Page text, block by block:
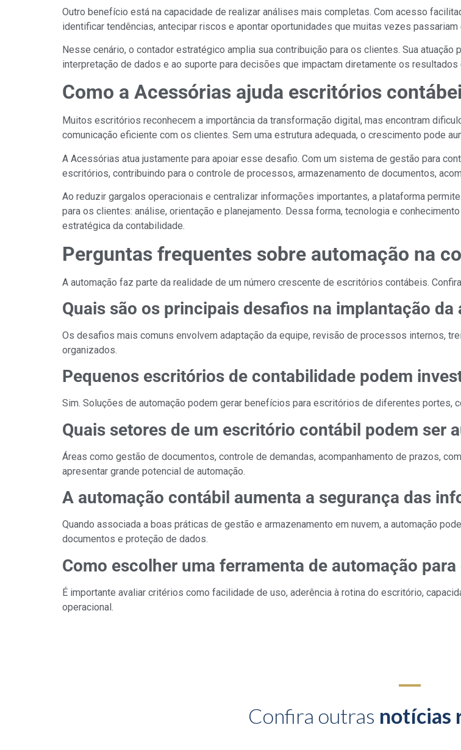
Outro benefício está na capacidade de realizar análises mais completas. Com acesso
identificar tendências, antecipar riscos e apontar oportunidades que muitas vezes
Nesse cenário, o contador estratégico amplia sua contribuição para os clientes. Sua
interpretação de dados e ao suporte para decisões que impactam diretamente os resultados
Como a Acessórias ajuda escritórios
Muitos escritórios reconhecem a importância da transformação digital, mas encontram
comunicação eficiente com os clientes. Sem uma estrutura adequada, o crescimento pode
A Acessórias atua justamente para apoiar esse desafio. Com um sistema de gestão para
escritórios, contribuindo para o controle de processos, armazenamento de documentos,
Ao reduzir gargalos operacionais e centralizar informações importantes, a plataforma
para os clientes: análise, orientação e planejamento. Dessa forma, tecnologia e
estratégica da contabilidade.
Perguntas frequentes sobre automação na
A automação faz parte da realidade de um número crescente de escritórios contábeis.
Quais são os principais desafios na implantação
Os desafios mais comuns envolvem adaptação da equipe, revisão de processos internos,
organizados.
Pequenos escritórios de contabilidade podem
Sim. Soluções de automação podem gerar benefícios para escritórios de diferentes portes,
Quais setores de um escritório contábil podem ser
Áreas como gestão de documentos, controle de demandas, acompanhamento de prazos,
apresentar grande potencial de automação.
A automação contábil aumenta a segurança das
Quando associada a boas práticas de gestão e armazenamento em nuvem, a automação
documentos e proteção de dados.
Como escolher uma ferramenta de automação
É importante avaliar critérios como facilidade de uso, aderência à rotina do escritório,
operacional.
Confira outras notícias